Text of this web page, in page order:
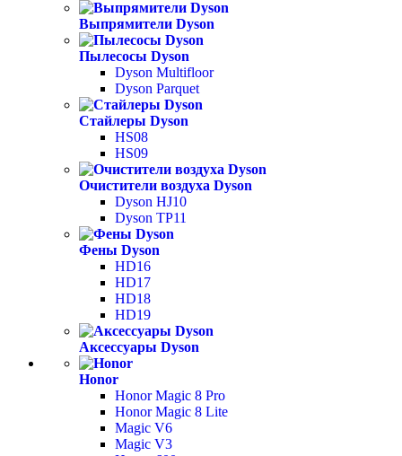
Выпрямители Dyson
Пылесосы Dyson
Dyson Multifloor
Dyson Parquet
Стайлеры Dyson
HS08
HS09
Очистители воздуха Dyson
Dyson HJ10
Dyson TP11
Фены Dyson
HD16
HD17
HD18
HD19
Аксессуары Dyson
Honor
Honor Magic 8 Pro
Honor Magic 8 Lite
Magic V6
Magic V3